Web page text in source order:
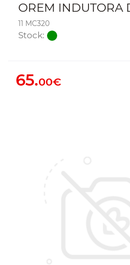
OREM INDUTORA
11 MC320
Stock:
65.00€